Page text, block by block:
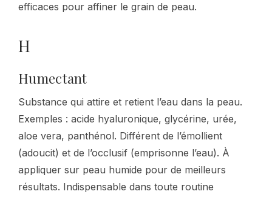
efficaces pour affiner le grain de peau.
H
Humectant
Substance qui attire et retient l’eau dans la peau.
Exemples : acide hyaluronique, glycérine, urée,
aloe vera, panthénol. Différent de l’émollient
(adoucit) et de l’occlusif (emprisonne l’eau). À
appliquer sur peau humide pour de meilleurs
résultats. Indispensable dans toute routine